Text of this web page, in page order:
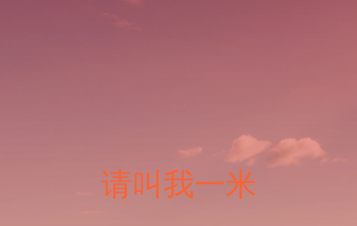
请叫我一米